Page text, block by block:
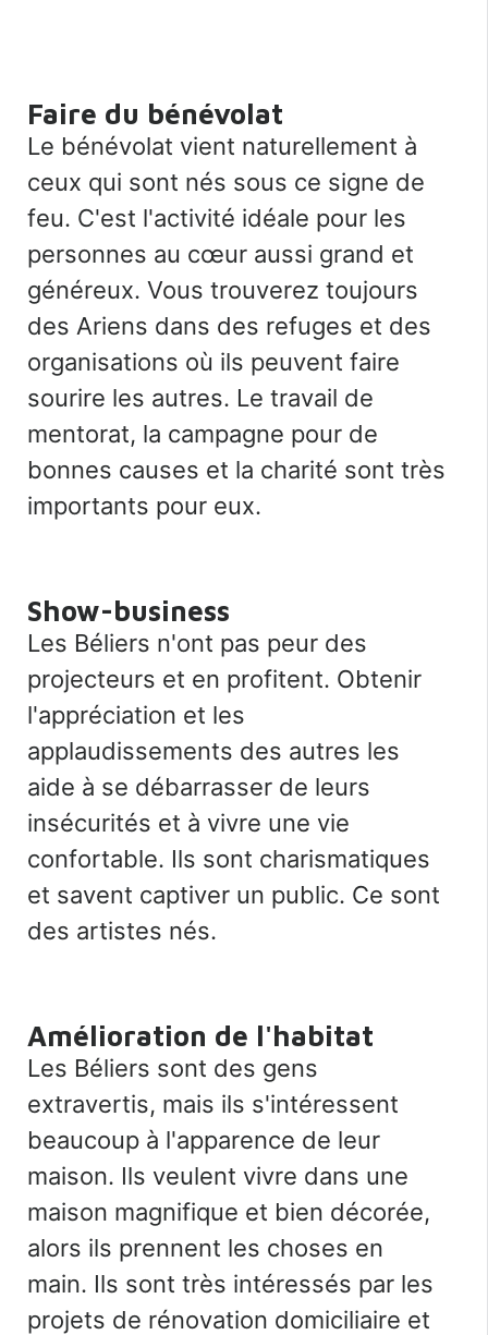
Faire du bénévolat
Le bénévolat vient naturellement à
ceux qui sont nés sous ce signe de
feu. C'est l'activité idéale pour les
personnes au cœur aussi grand et
généreux. Vous trouverez toujours
des Ariens dans des refuges et des
organisations où ils peuvent faire
sourire les autres. Le travail de
mentorat, la campagne pour de
bonnes causes et la charité sont très
importants pour eux.
Show-business
Les Béliers n'ont pas peur des
projecteurs et en profitent. Obtenir
l'appréciation et les
applaudissements des autres les
aide à se débarrasser de leurs
insécurités et à vivre une vie
confortable. Ils sont charismatiques
et savent captiver un public. Ce sont
des artistes nés.
Amélioration de l'habitat
Les Béliers sont des gens
extravertis, mais ils s'intéressent
beaucoup à l'apparence de leur
maison. Ils veulent vivre dans une
maison magnifique et bien décorée,
alors ils prennent les choses en
main. Ils sont très intéressés par les
projets de rénovation domiciliaire et